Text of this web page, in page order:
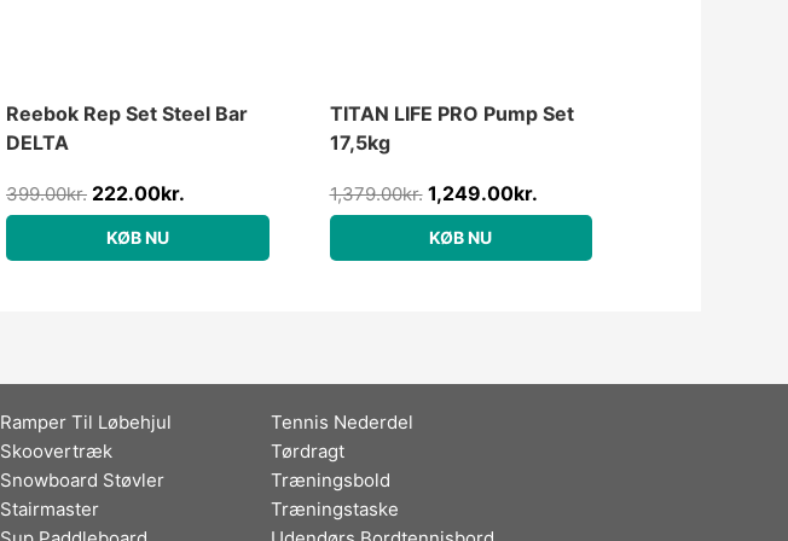
Reebok Rep Set Steel Bar
DELTA
399.00kr. 222.00kr.
KØB NU
TITAN LIFE PRO Pump Set
17,5kg
1,379.00kr. 1,249.00kr.
KØB NU
Ramper Til Løbehjul
Skoovertræk
Snowboard Støvler
Stairmaster
Tennis Nederdel
Tørdragt
Træningsbold
Træningstaske